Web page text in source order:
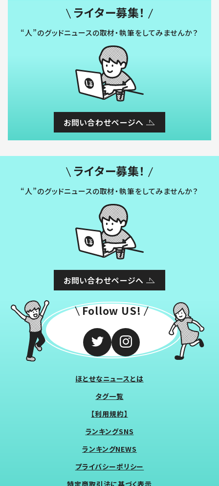
ライター募集！
“人”のグッドニュースの取材・執筆をしてみませんか？
お問い合わせページへ
ライター募集！
“人”のグッドニュースの取材・執筆をしてみませんか？
お問い合わせページへ
Follow US!
ほとせなニュースとは
タグ一覧
【利用規約】
ランキングSNS
ランキングNEWS
プライバシーポリシー